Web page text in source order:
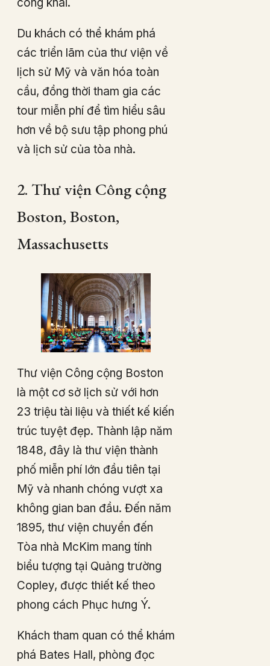
Du khách có thể khám phá
các triển lãm của thư viện về
lịch sử Mỹ và văn hóa toàn
cầu, đồng thời tham gia các
tour miễn phí để tìm hiểu sâu
hơn về bộ sưu tập phong phú
và lịch sử của tòa nhà.
2. Thư viện Công cộng
Boston, Boston,
Massachusetts
Thư viện Công cộng Boston
là một cơ sở lịch sử với hơn
23 triệu tài liệu và thiết kế kiến
trúc tuyệt đẹp. Thành lập năm
1848, đây là thư viện thành
phố miễn phí lớn đầu tiên tại
Mỹ và nhanh chóng vượt xa
không gian ban đầu. Đến năm
1895, thư viện chuyển đến
Tòa nhà McKim mang tính
biểu tượng tại Quảng trường
Copley, được thiết kế theo
phong cách Phục hưng Ý.
Khách tham quan có thể khám
phá Bates Hall, phòng đọc